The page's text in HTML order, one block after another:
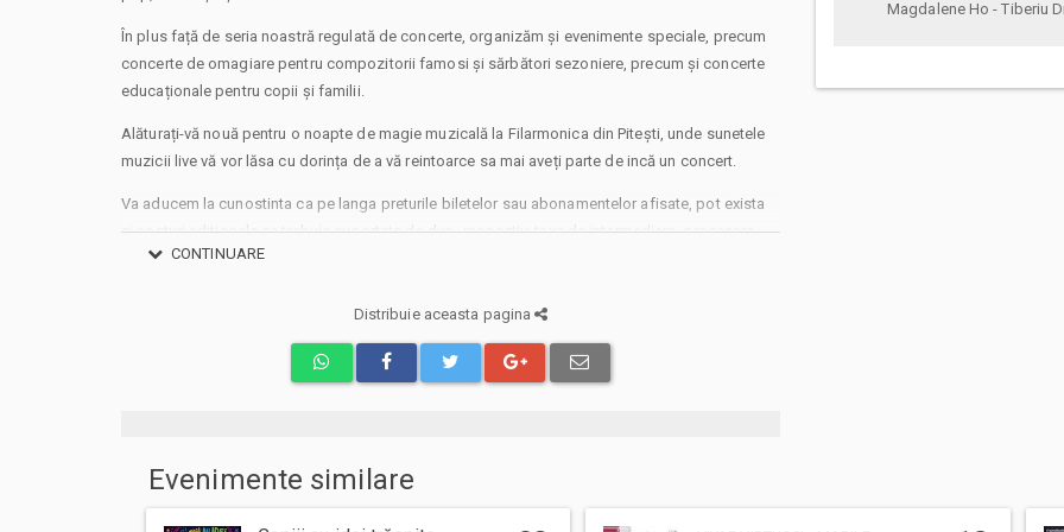
Magdalene Ho - Tiberiu
În plus față de seria noastră regulată de concerte, organizăm și evenimente speciale, precum
concerte de omagiare pentru compozitorii famosi și sărbători sezoniere, precum și concerte
educaționale pentru copii și familii.
Alăturați-vă nouă pentru o noapte de magie muzicală la Filarmonica din Pitești, unde sunetele
muzicii live vă vor lăsa cu dorința de a vă reintoarce sa mai aveți parte de incă un concert.
Va aducem la cunostinta ca pe langa preturile biletelor sau abonamentelor afisate, pot exista
si costuri aditionale ce trebuie suportate de dvs., respectiv: taxe de intermediere, procesare,
emitere bilet, comisioane, cost de livrare (in cazul in care veti solicita livrarea prin curier a
unei asigurari de bilete), costuri identificate separat in pasii comenzii.
Prin cumpararea unui bilet sau abonament de pe site-ul nostru Bilete.ro, cumparatorul se obliga
sa respecte Regulile de participare si acces la eveniment, precum si
Taxa procesare - 2 lei
CONTINUARE
Distribuie aceasta pagina
Evenimente similare